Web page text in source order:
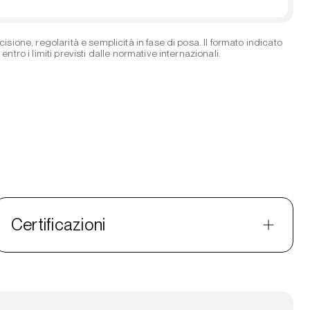
regolarità e semplicità in fase di posa. Il formato indicato
i limiti previsti dalle normative internazionali.
Certificazioni